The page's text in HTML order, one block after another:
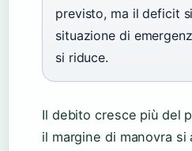
previsto, ma il deficit
situazione di
si riduce.
Il debito cresce più del
il margine di manovra si